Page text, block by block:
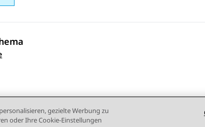
gezielte Werbung zu
oder Ihre Cookie-Einstellungen